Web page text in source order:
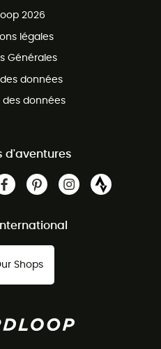
2026
légales
Générales
données
des données
d'aventures
Shops